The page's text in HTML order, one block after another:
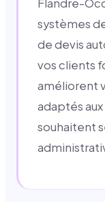
Flandre-
systèmes
de devis
vos clients
améliorent
adaptés
souhaitent